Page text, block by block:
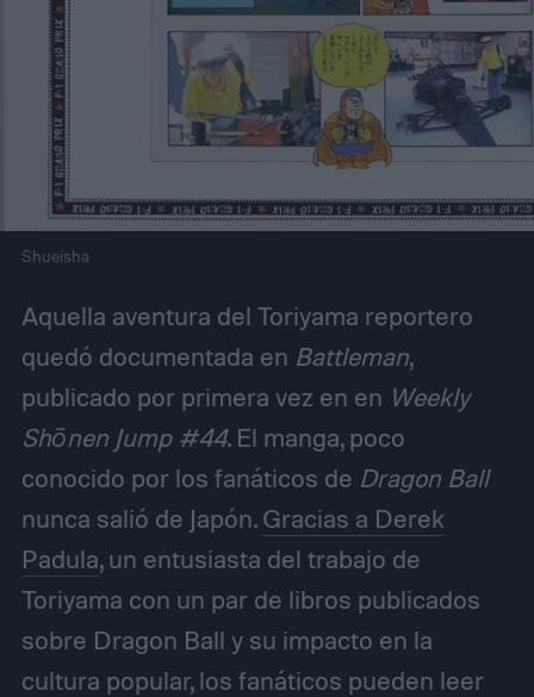
Shueisha
Aquella aventura del Toriyama reportero
quedó documentada en Battleman,
publicado por primera vez en en Weekly
Shōnen Jump #44. El manga, poco
conocido por los fanáticos de Dragon Ball
nunca salió de Japón.Gracias a Derek
Padula, un entusiasta del trabajo de
Toriyama con un par de libros publicados
sobre Dragon Ball y su impacto en la
cultura popular, los fanáticos pueden leer